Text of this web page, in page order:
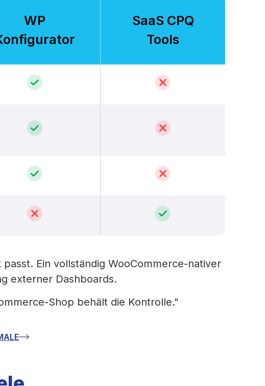
WP
SaaS CPQ
Tools
Ein vollständig WooCommerce-nativer
externer Dashboards.
Shop behält die Kontrolle."